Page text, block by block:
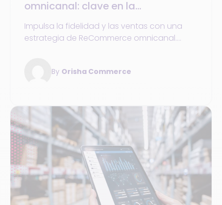
omnicanal: clave en la
transformación del retail
Impulsa la fidelidad y las ventas con una
estrategia de ReCommerce omnicanal.
empezar.
By Orisha Commerce